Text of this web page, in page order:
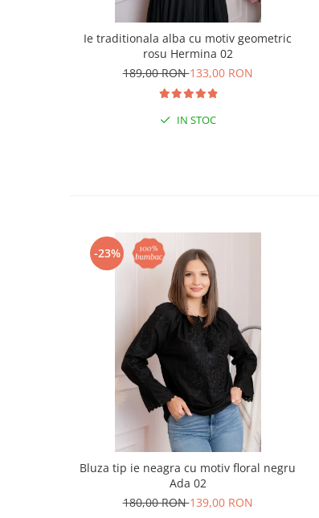
Ie traditionala alba cu motiv geometric
rosu Hermina 02
189,00 RON133,00 RON
IN STOC
-23%
Bluza tip ie neagra cu motiv floral negru
Ada 02
180,00 RON139,00 RON